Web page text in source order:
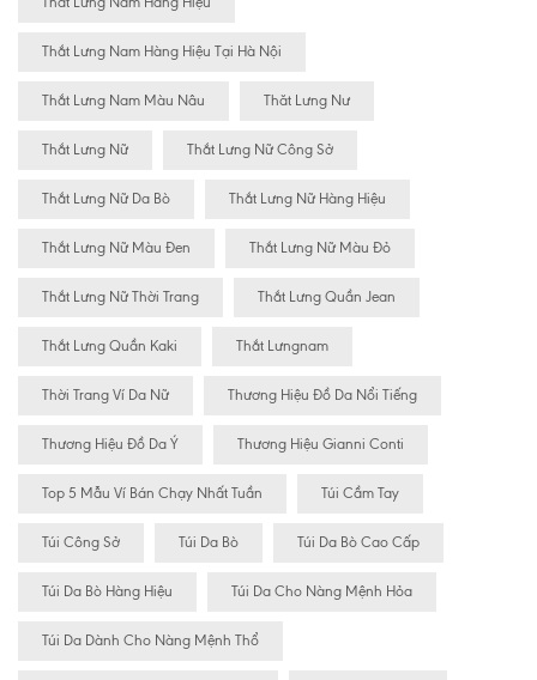
Thắt Lưng Nam Hàng Hiệu Tại Hà Nội
Thắt Lưng Nam Màu Nâu Thăt Lưng Nư
Thắt Lưng Nữ Thắt Lưng Nữ Công Sở
Thắt Lưng Nữ Da Bò Thắt Lưng Nữ Hàng Hiệu
Thắt Lưng Nữ Màu Đen Thắt Lưng Nữ Màu Đỏ
Thắt Lưng Nữ Thời Trang Thắt Lưng Quần Jean
Thắt Lưng Quần Kaki Thắt Lưngnam
Thời Trang Ví Da Nữ Thương Hiệu Đồ Da Nổi Tiếng
Thương Hiệu Đồ Da Ý Thương Hiệu Gianni Conti
Top 5 Mẫu Ví Bán Chạy Nhất Tuần Túi Cầm Tay
Túi Công Sở Túi Da Bò Túi Da Bò Cao Cấp
Túi Da Bò Hàng Hiệu Túi Da Cho Nàng Mệnh Hỏa
Túi Da Dành Cho Nàng Mệnh Thổ